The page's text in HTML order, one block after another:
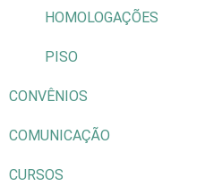
HOMOLOGAÇÕES
PISO
CONVÊNIOS
COMUNICAÇÃO
CURSOS